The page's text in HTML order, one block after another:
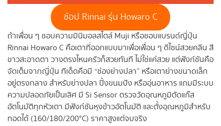
ช้อป Rinnai รุ่น Howaro C
ถ้าเพื่อน ๆ ชอบความมินิมอลสไตล์ Muji หรือชอบแบรนด์ญี่ปุ่น
Rinnai Howaro C คือเตาที่ออกแบบมาเพื่อเพื่อน ๆ ดีไซน์สวยคลีน สี
ขาวสะอาดตา วางตรงไหนครัวก็สวยทันที ไม่ใช่แค่สวย แต่ฟังก์ชันคือ
จัดเต็มจากญี่ปุ่น ทีเด็ดคือมี “ช่องย่างปลา” หรือเตาย่างขนาดเล็ก
อยู่ตรงกลาง สำหรับย่างปลา ปิ้งขนมปัง หรืออุ่นอาหาร แถมมีระบบ
ความปลอดภัยเป็นเลิศ มี Si Sensor ตรวจวัดอุณหภูมิตัดแก๊ส
อัตโนมัติทุกหัวเตา มีฟังก์ชันหุงข้าวอัตโนมัติ และตั้งอุณหภูมิสำหรับ
ทอดได้ (160/180/200°C) ราคาสูงแต่จบจริง